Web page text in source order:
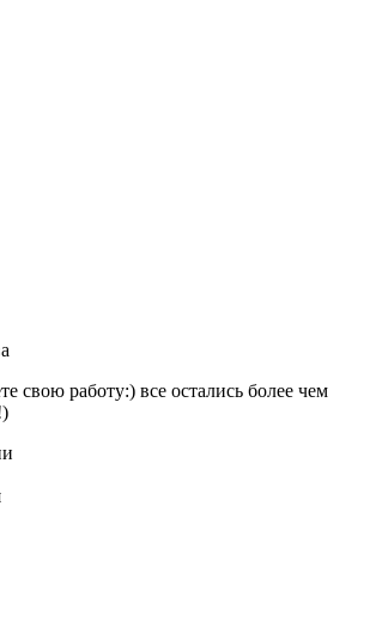
свою работу:) все остались более чем